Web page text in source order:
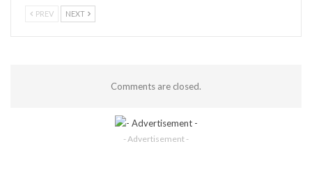
PREV NEXT
Comments are closed.
- Advertisement -